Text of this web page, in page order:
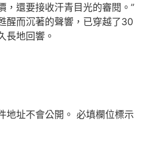
，還要接收汗青目光的審閱。”
醒而沉著的聲響，已穿越了30
長地回響。
地址不會公開。 必填欄位標示